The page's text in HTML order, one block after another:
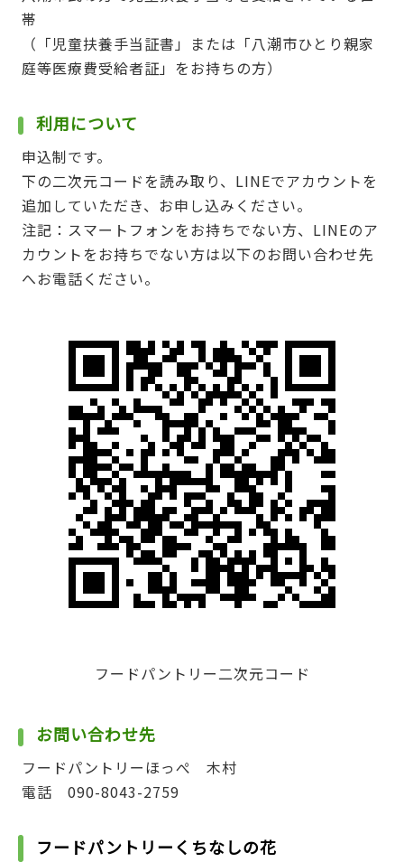
帯
（「児童扶養手当証書」または「八潮市ひとり親家
庭等医療費受給者証」をお持ちの方）
利用について
申込制です。
下の二次元コードを読み取り、LINEでアカウントを
追加していただき、お申し込みください。
注記：スマートフォンをお持ちでない方、LINEのア
カウントをお持ちでない方は以下のお問い合わせ先
へお電話ください。
フードパントリー二次元コード
お問い合わせ先
フードパントリーほっぺ 木村
電話 090-8043-2759
フードパントリーくちなしの花